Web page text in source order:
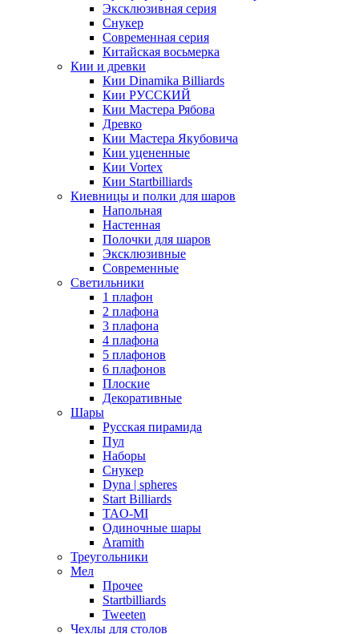
Эксклюзивная серия
Снукер
Современная серия
Китайская восьмерка
Кии и древки
Кии Dinamika Billiards
Кии РУССКИЙ
Кии Мастера Рябова
Древко
Кии Мастера Якубовича
Кии уцененные
Кии Vortex
Кии Startbilliards
Киевницы и полки для шаров
Напольная
Настенная
Полочки для шаров
Эксклюзивные
Современные
Светильники
1 плафон
2 плафона
3 плафона
4 плафона
5 плафонов
6 плафонов
Плоские
Декоративные
Шары
Русская пирамида
Пул
Наборы
Снукер
Dyna | spheres
Start Billiards
TAO-MI
Одиночные шары
Aramith
Треугольники
Мел
Прочее
Startbilliards
Tweeten
Чехлы для столов